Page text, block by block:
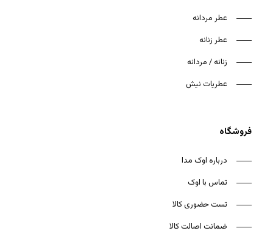
عطر مردانه
عطر زنانه
زنانه / مردانه
عطریات نیش
فروشگاه
درباره اوک مدا
تماس با اوک
تست حضوری کالا
ضمانت اصالت کالا